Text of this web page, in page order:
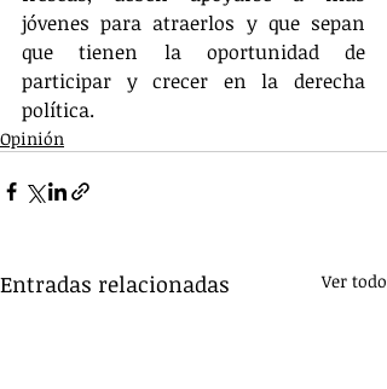
jóvenes para atraerlos y que sepan
que tienen la oportunidad de
participar y crecer en la derecha
política.
Opinión
Entradas relacionadas Ver todo